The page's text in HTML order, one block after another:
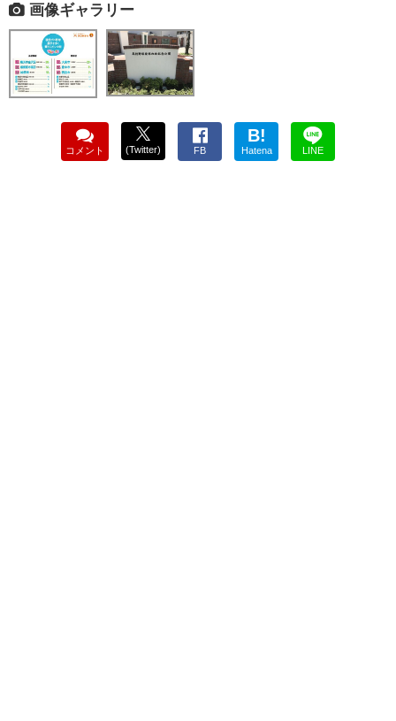
画像ギャラリー
コメント (Twitter) FB
B!
Hatena LINE